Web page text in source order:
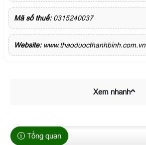
Mã số thuế: 0315240037
Website:www.thaoduocthanhbinh.com.vn
Xem nhanh
Tổng quan